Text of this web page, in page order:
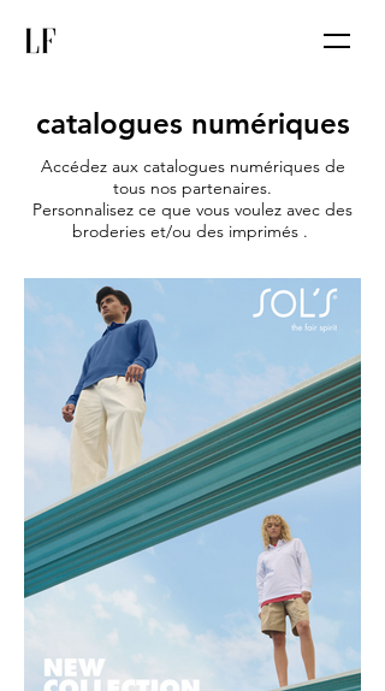
catalogues numériques
Accédez aux catalogues numériques de
tous nos partenaires.
Personnalisez ce que vous voulez avec des
broderies et/ou des imprimés .